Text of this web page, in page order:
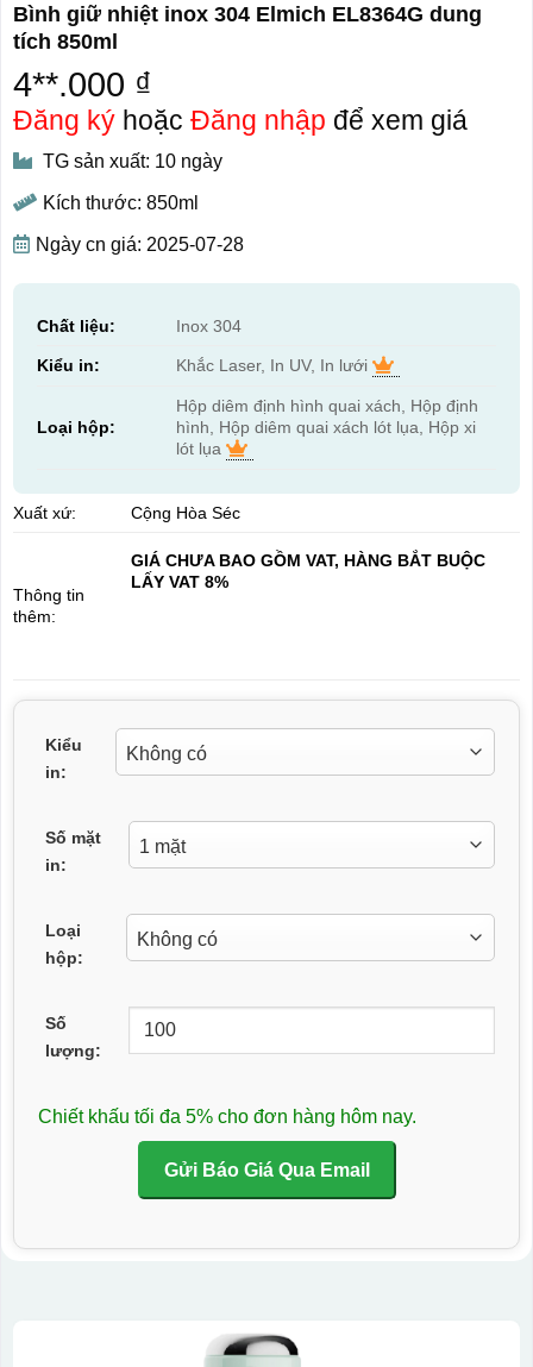
Bình giữ nhiệt inox 304 Elmich EL8364G dung
tích 850ml
4**.000 ₫
Đăng kýhoặc Đăng nhập để xem giá
TG sản xuất: 10 ngày
Kích thước: 850ml
Ngày cn giá: 2025-07-28
Chất liệu: Inox 304
Kiểu in: Khắc Laser, In UV, In lưới
Loại hộp:
Hộp diêm định hình quai xách, Hộp định
hình, Hộp diêm quai xách lót lụa, Hộp xi
lót lụa
Xuất xứ: Cộng Hòa Séc
Thông tin
thêm:
GIÁ CHƯA BAO GỒM VAT, HÀNG BẮT BUỘC
LẤY VAT 8%
Kiểu
in:
Số mặt
in:
Loại
hộp:
Số
lượng:
Chiết khấu tối đa 5% cho đơn hàng hôm nay.
Gửi Báo Giá Qua Email